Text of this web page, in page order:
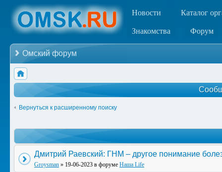
Новости Каталог
Знакомства Форум
Омский форум
Вернуться к расширенному поиску
Дмитрий Раевский: ГНМ – другое понимание
Groysman » 19-06-2023 в форуме Наша Life